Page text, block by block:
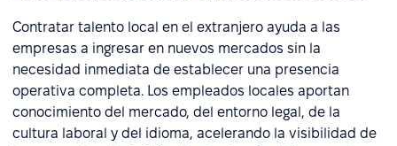
Contratar talento local en el extranjero ayuda a las
empresas a ingresar en nuevos mercados sin la
necesidad inmediata de establecer una presencia
operativa completa. Los empleados locales aportan
conocimiento del mercado, del entorno legal, de la
cultura laboral y del idioma, acelerando la visibilidad de